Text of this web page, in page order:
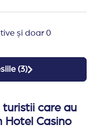
și doar 0
(3)
care au
Hotel Casino